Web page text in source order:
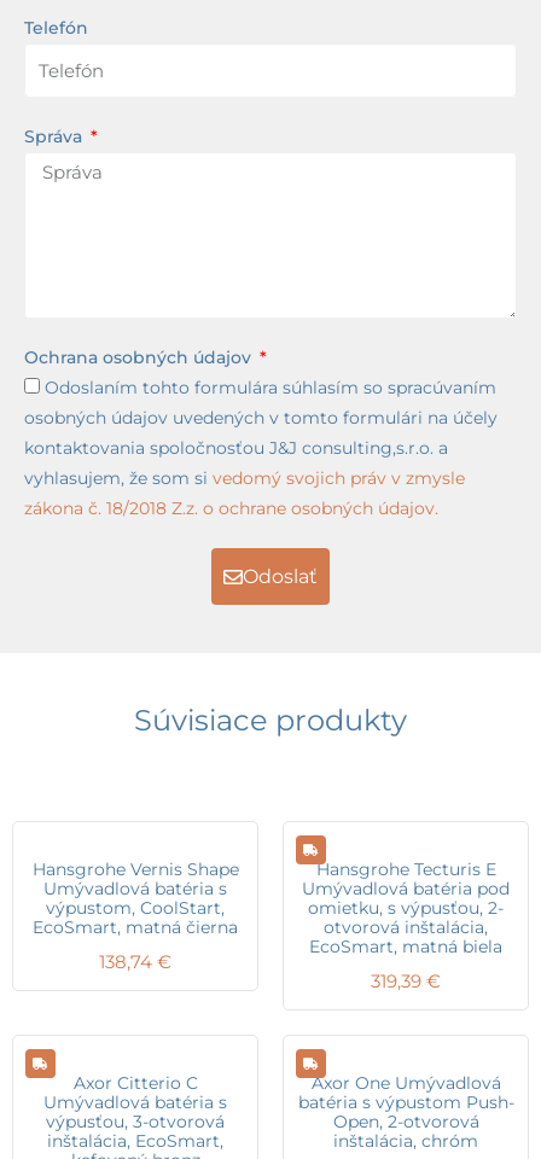
Telefón
Správa
Ochrana osobných údajov
Odoslaním tohto formulára súhlasím so spracúvaním
osobných údajov uvedených v tomto formulári na účely
kontaktovania spoločnosťou J&J consulting,s.r.o. a
vyhlasujem, že som si vedomý svojich práv v zmysle
zákona č. 18/2018 Z.z. o ochrane osobných údajov.
Odoslať
Súvisiace produkty
Hansgrohe Vernis Shape
Umývadlová batéria s
výpustom, CoolStart,
EcoSmart, matná čierna
138,74 €
Hansgrohe Tecturis E
Umývadlová batéria pod
omietku, s výpusťou, 2-
otvorová inštalácia,
EcoSmart, matná biela
319,39 €
Axor Citterio C
Umývadlová batéria s
výpusťou, 3-otvorová
inštalácia, EcoSmart,
Axor One Umývadlová
batéria s výpustom Push-
Open, 2-otvorová
inštalácia, chróm